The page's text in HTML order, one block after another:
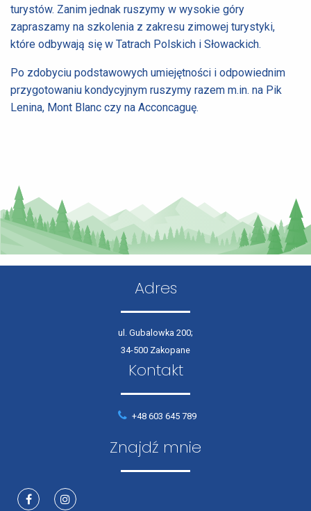
turystów. Zanim jednak ruszymy w wysokie góry
zapraszamy na szkolenia z zakresu zimowej turystyki,
które odbywają się w Tatrach Polskich i Słowackich.
Po zdobyciu podstawowych umiejętności i odpowiednim
przygotowaniu kondycyjnym ruszymy razem m.in. na Pik
Lenina, Mont Blanc czy na Acconcaguę.
Adres
ul. Gubalowka 200;
34-500 Zakopane
Kontakt
+48 603 645 789
Znajdź mnie